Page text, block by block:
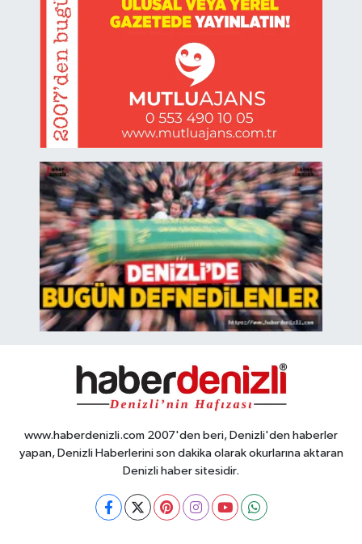
www.haberdenizli.com 2007'den beri, Denizli'den haberler
yapan, Denizli Haberlerini son dakika olarak okurlarına aktaran
Denizli haber sitesidir.